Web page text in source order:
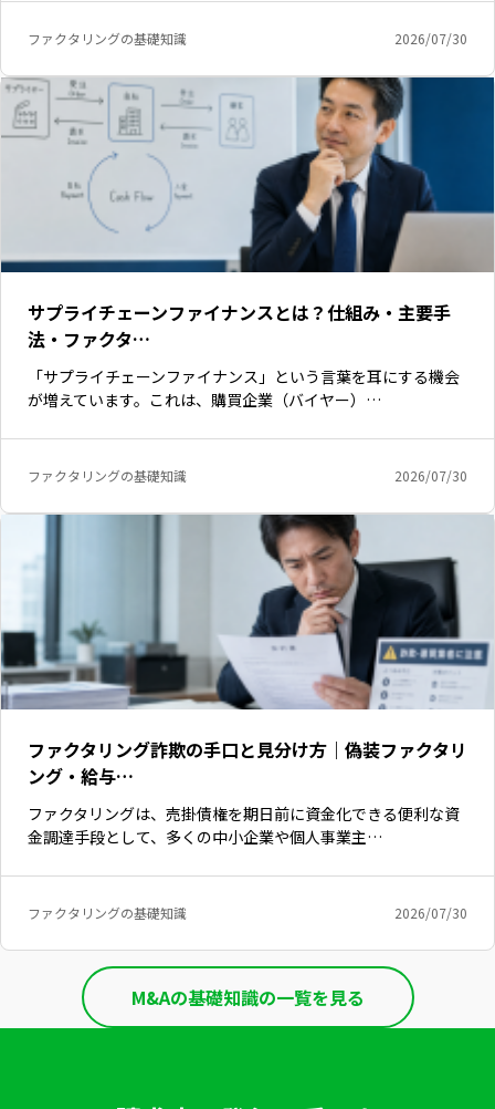
ファクタリングの基礎知識 2026/07/30
サプライチェーンファイナンスとは？仕組み・主要手
法・ファクタ…
「サプライチェーンファイナンス」という言葉を耳にする機会
が増えています。これは、購買企業（バイヤー）…
ファクタリングの基礎知識 2026/07/30
ファクタリング詐欺の手口と見分け方｜偽装ファクタリ
ング・給与…
ファクタリングは、売掛債権を期日前に資金化できる便利な資
金調達手段として、多くの中小企業や個人事業主…
ファクタリングの基礎知識 2026/07/30
M&Aの基礎知識の一覧を見る
いますぐ無料登録